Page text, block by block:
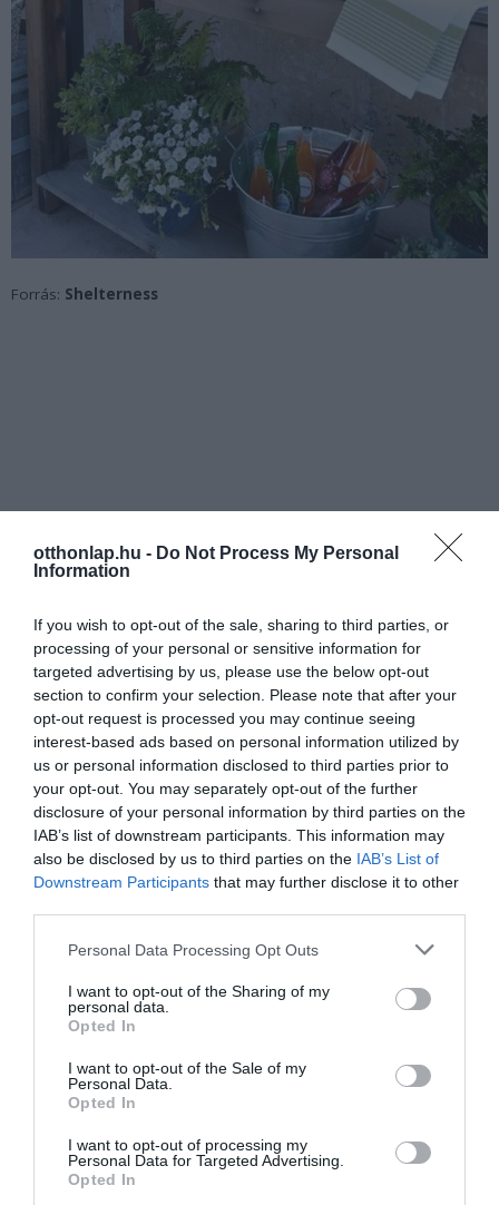
otthonlap.hu - Do Not Process My Personal
Information
If you wish to opt-out of the sale, sharing to third parties, or
processing of your personal or sensitive information for
targeted advertising by us, please use the below opt-out
section to confirm your selection. Please note that after your
opt-out request is processed you may continue seeing
interest-based ads based on personal information utilized by
us or personal information disclosed to third parties prior to
your opt-out. You may separately opt-out of the further
disclosure of your personal information by third parties on the
IAB’s list of downstream participants. This information may
also be disclosed by us to third parties on the IAB’s List of
Downstream Participants that may further disclose it to other
Please note that this website/app uses one or more Google
not limited to your visit or usage behaviour. You may click to
grant or deny consent to Google and its third-party tags to
use your data for below specified purposes in below Google
consent section.
Personal Data Processing Opt Outs
I want to opt-out of the Sharing of my
personal data.
Opted In
I want to opt-out of the Sale of my
Personal Data.
Opted In
I want to opt-out of processing my
Personal Data for Targeted Advertising.
Opted In
Forrás: Shelterness